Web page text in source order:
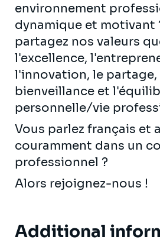
environnement
dynamique et motivant
partagez nos valeurs
l'excellence,
l'innovation, le partage,
bienveillance et
personnelle/vie
Vous parlez français et
couramment dans un
professionnel ?
Alors rejoignez-nous !
Additional